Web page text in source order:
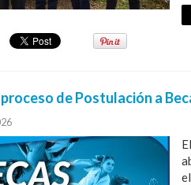
proceso de Postulación a